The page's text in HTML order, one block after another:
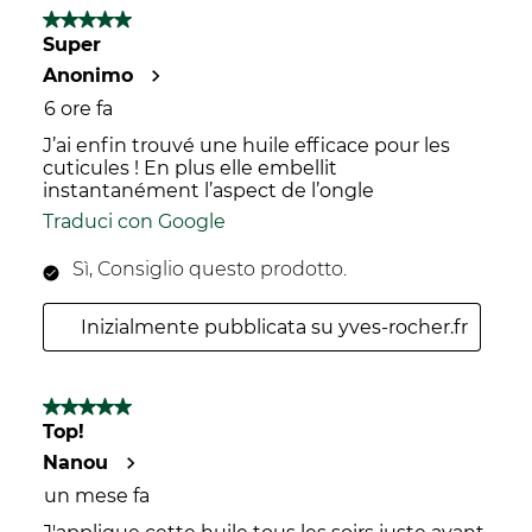
invio.
recensioni.
5 su 5 stelle.
Super
Anonimo
6 ore fa
J’ai enfin trouvé une huile efficace pour les
cuticules ! En plus elle embellit
instantanément l’aspect de l’ongle
Traduci con Google
Sì, Consiglio questo prodotto.
Inizialmente pubblicata su yves-rocher.fr
5 su 5 stelle.
Top!
Nanou
un mese fa